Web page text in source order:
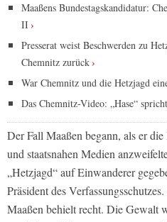
Maaßens Bundestagskandidatur:
II
Presserat weist Beschwerden zu
Chemnitz zurück
War Chemnitz und die Hetzjagd
Das Chemnitz-Video: „Hase“ spricht
Der Fall Maaßen begann, als er
und staatsnahen Medien
„Hetzjagd“ auf Einwanderer
Präsident des
Maaßen behielt recht. Die Gewalt